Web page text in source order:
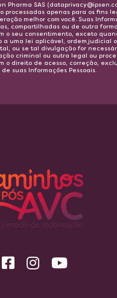
Pharma SAS
processadas apenas para os fins
melhor com você. Suas
compartilhadas ou de outra forma
o seu consentimento, exceto
a uma lei aplicável, ordem judicial
ou se tal divulgação for
criminal ou outra legal ou
o direito de acesso, correção,
suas Informações Pessoais.​